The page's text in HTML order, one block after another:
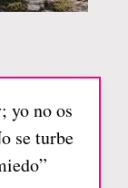
yo no os
se turbe